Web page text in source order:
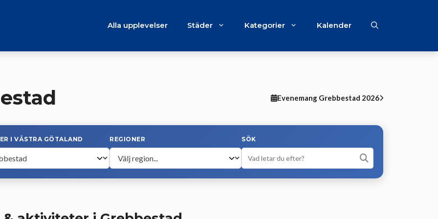
Alla upplevelser Städer Kategorier Kalender
Evenemang Grebbestad 2026
I VÄSTRA GÖTALAND REGIONER SÖK